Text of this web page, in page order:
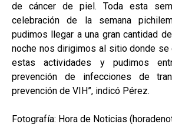
de cáncer de piel. Toda esta
celebración de la semana
pudimos llegar a una gran cantidad
noche nos dirigimos al sitio donde se
estas actividades y pudimos
prevención de infecciones de
prevención de VIH”, indicó Pérez.
Fotografía: Hora de Noticias